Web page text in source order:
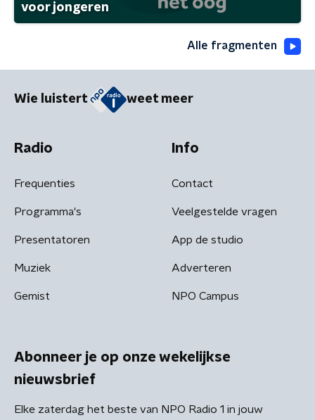
voor jongeren
Alle fragmenten
Wie luistert weet meer
Radio
Frequenties
Programma's
Presentatoren
Muziek
Gemist
Info
Contact
Veelgestelde vragen
App de studio
Adverteren
NPO Campus
Abonneer je op onze wekelijkse
nieuwsbrief
Elke zaterdag het beste van NPO Radio 1 in jouw